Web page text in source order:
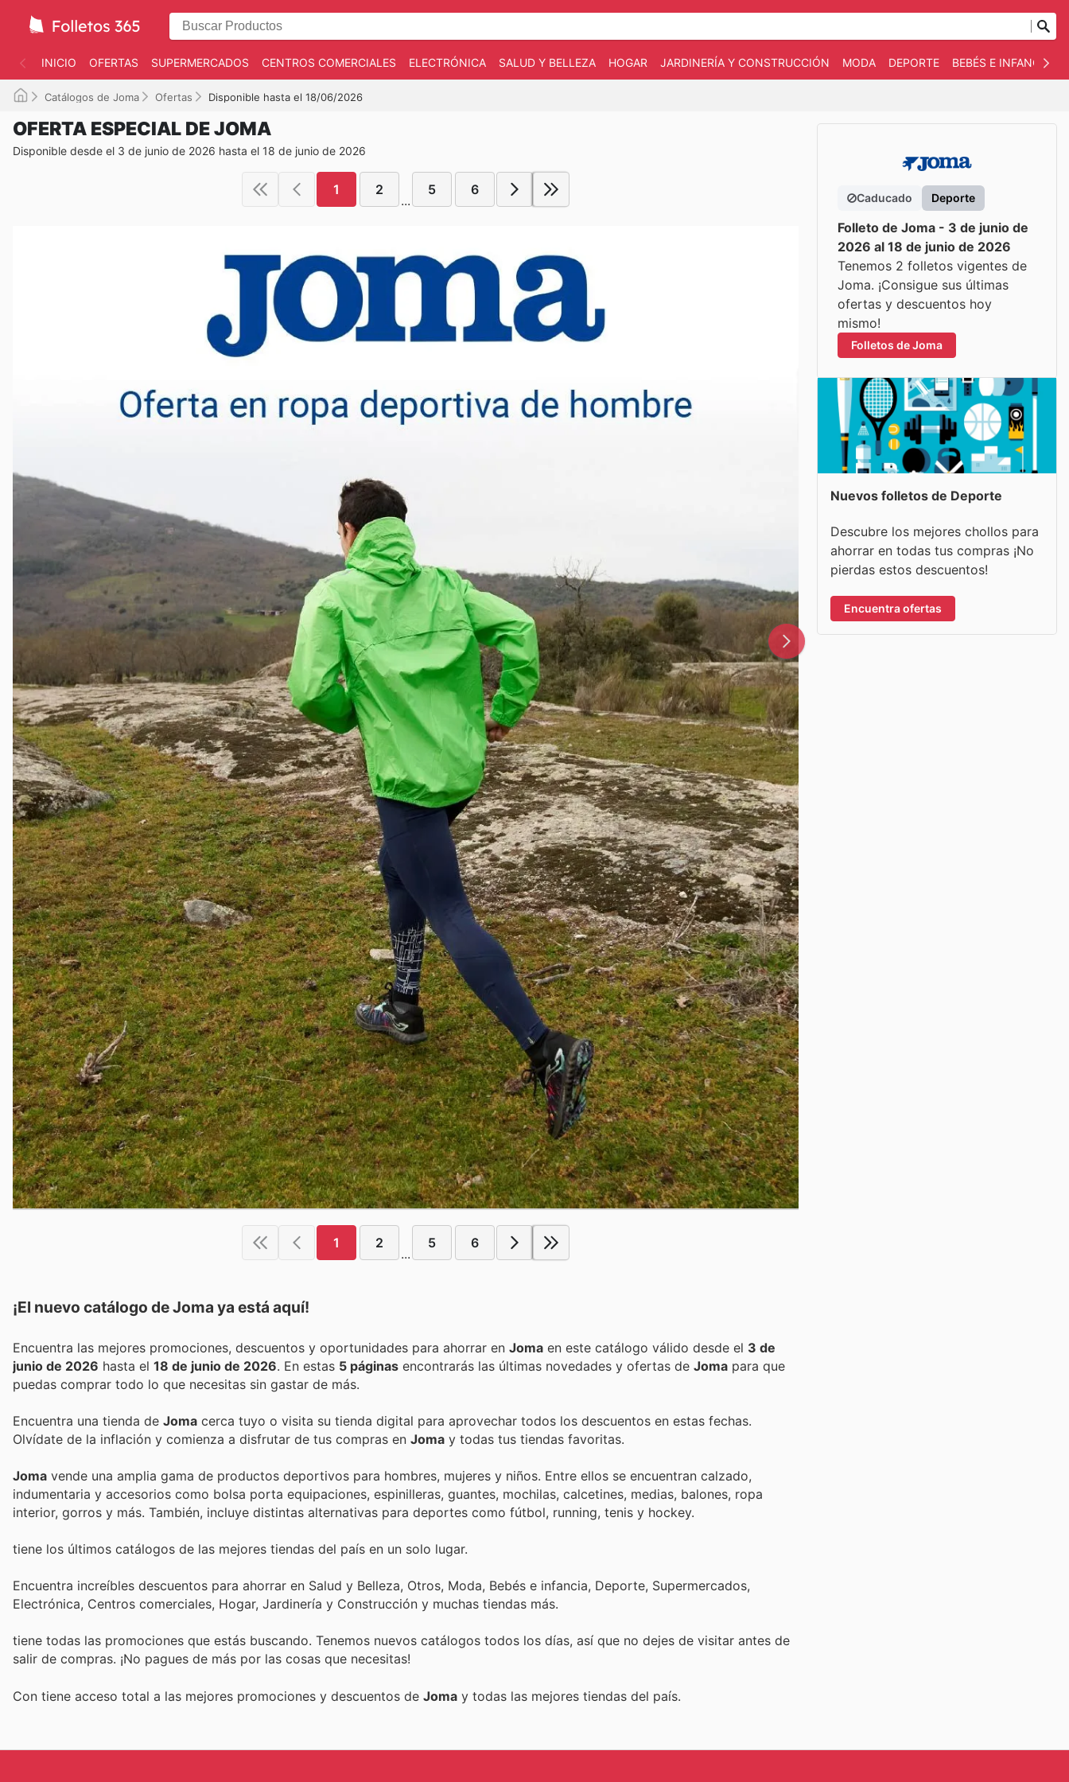
INICIO OFERTAS SUPERMERCADOS CENTROS COMERCIALES ELECTRÓNICA SALUD Y BELLEZA HOGAR JARDINERÍA Y CONSTRUCCIÓN MODA DEPORTE BEBÉS E INFANCIA
Catálogos de Joma Ofertas Disponible hasta el 18/06/2026
OFERTA ESPECIAL DE JOMA
Disponible desde el 3 de junio de 2026 hasta el 18 de junio de 2026
1 2
...
5 6
1 2
...
5 6
¡El nuevo catálogo deJoma ya está aquí!
Encuentra las mejores promociones, descuentos y oportunidades para ahorrar en Joma en este catálogo válido desde el 3 de
junio de 2026 hasta el 18 de junio de 2026 . En estas 5 páginas encontrarás las últimas novedades y ofertas de Joma para que
puedas comprar todo lo que necesitas sin gastar de más.
Encuentra una tienda de Joma cerca tuyo o visita su tienda digital para aprovechar todos los descuentos en estas fechas.
Olvídate de la inflación y comienza a disfrutar de tus compras en Joma y todas tus tiendas favoritas.
Joma vende una amplia gama de productos deportivos para hombres, mujeres y niños. Entre ellos se encuentran calzado,
indumentaria y accesorios como bolsa porta equipaciones, espinilleras, guantes, mochilas, calcetines, medias, balones, ropa
interior, gorros y más. También, incluye distintas alternativas para deportes como fútbol, running, tenis y hockey.
tiene los últimos catálogos de las mejores tiendas del país en un solo lugar.
Encuentra increíbles descuentos para ahorrar en Salud y Belleza, Otros, Moda, Bebés e infancia, Deporte, Supermercados,
Electrónica, Centros comerciales, Hogar, Jardinería y Construcción y muchas tiendas más.
tiene todas las promociones que estás buscando. Tenemos nuevos catálogos todos los días, así que no dejes de visitar antes de
salir de compras. ¡No pagues de más por las cosas que necesitas!
Con tiene acceso total a las mejores promociones y descuentos de Joma y todas las mejores tiendas del país.
Caducado Deporte
Folleto de Joma - 3 de junio de
2026 al 18 de junio de 2026
Tenemos 2 folletos vigentes de
Joma. ¡Consigue sus últimas
ofertas y descuentos hoy
mismo!
Folletos de Joma
Nuevos folletos de Deporte
Descubre los mejores chollos para
ahorrar en todas tus compras ¡No
pierdas estos descuentos!
Encuentra ofertas